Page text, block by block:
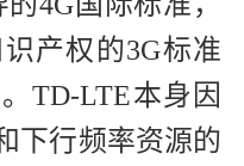
产权的3G标准
TD-LTE本身因
下行频率资源的